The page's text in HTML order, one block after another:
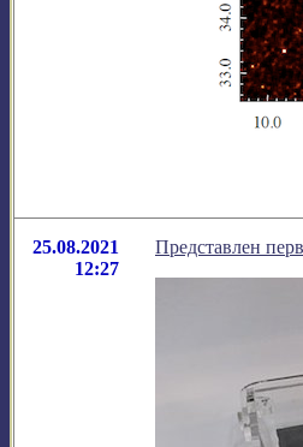
25.08.2021
12:27
Представлен